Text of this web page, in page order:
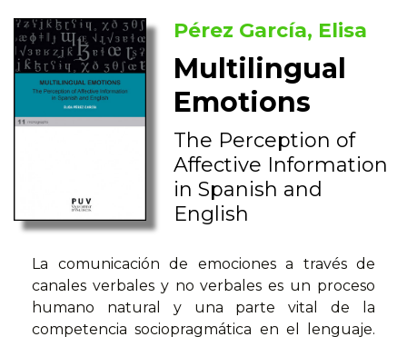
Pérez García, Elisa
Multilingual
Emotions
The Perception of
Affective Information
in Spanish and
English
La comunicación de emociones a través de
canales verbales y no verbales es un proceso
humano natural y una parte vital de la
competencia sociopragmática en el lenguaje.